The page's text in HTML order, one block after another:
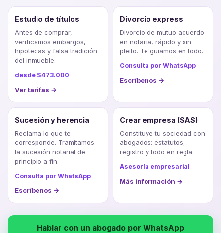
Estudio de títulos
Antes de comprar,
verificamos embargos,
hipotecas y falsa tradición
del inmueble.
desde $473.000
Ver tarifas →
Divorcio express
Divorcio de mutuo acuerdo
en notaría, rápido y sin
pleito. Te guiamos en todo.
Consulta por WhatsApp
Escríbenos →
Sucesión y herencia
Reclama lo que te
corresponde. Tramitamos
la sucesión notarial de
principio a fin.
Consulta por WhatsApp
Escríbenos →
Crear empresa (SAS)
Constituye tu sociedad con
abogados: estatutos,
registro y todo en regla.
Asesoría empresarial
Más información →
Hablar con un abogado por WhatsApp